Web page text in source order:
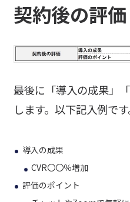
契約後の評価
最後に「導入の成果」
します。以下記入例です
導入の成果
CVR〇〇％増加
評価のポイント